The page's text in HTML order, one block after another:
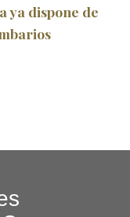
ya dispone de